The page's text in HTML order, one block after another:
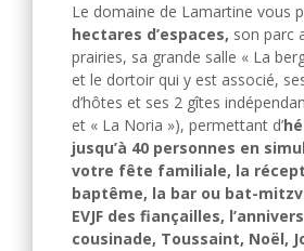
Le domaine de Lamartine vous
hectares d’espaces, son parc
prairies, sa grande salle « La
et le dortoir qui y est associé,
d’hôtes et ses 2 gîtes
et « La Noria »), permettant d’
jusqu’à 40 personnes en
votre fête familiale, la
baptême, la bar ou bat-
EVJF des fiançailles,
cousinade, Toussaint, Noël,